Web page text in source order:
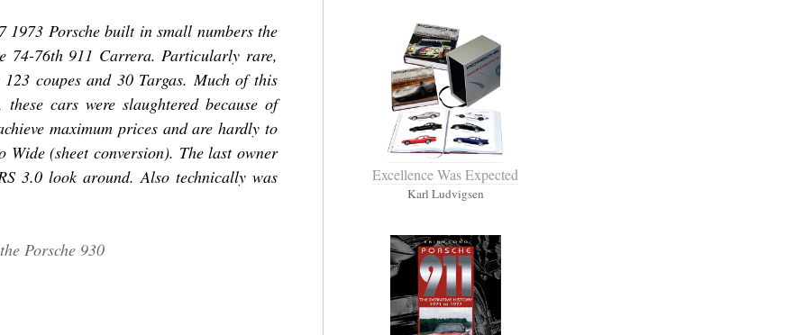
1973 Porsche built in small numbers the
74-76th 911 Carrera. Particularly rare,
coupes and 30 Targas. Much of this
cars were slaughtered because of
maximum prices and are hardly to
(sheet conversion). The last owner
3.0 look around. Also technically was
Porsche 930
Excellence Was Expected
Karl Ludvigsen